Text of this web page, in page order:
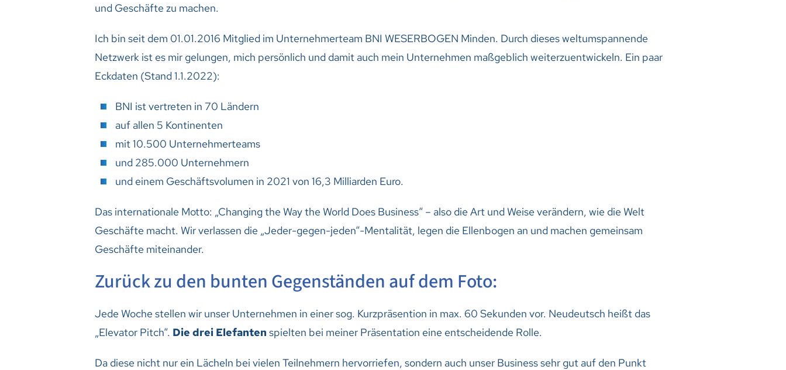
und Geschäfte zu machen.
Ich bin seit dem 01.01.2016 Mitglied im Unternehmerteam BNI WESERBOGEN Minden. Durch dieses weltumspannende
Netzwerk ist es mir gelungen, mich persönlich und damit auch mein Unternehmen maßgeblich weiterzuentwickeln. Ein paar
Eckdaten (Stand 1.1.2022):
BNI ist vertreten in 70 Ländern
auf allen 5 Kontinenten
mit 10.500 Unternehmerteams
und 285.000 Unternehmern
und einem Geschäftsvolumen in 2021 von 16,3 Milliarden Euro.
Das internationale Motto: „Changing the Way the World Does Business“ – also die Art und Weise verändern, wie die Welt
Geschäfte macht. Wir verlassen die „Jeder-gegen-jeden“-Mentalität, legen die Ellenbogen an und machen gemeinsam
Geschäfte miteinander.
Zurück zu den bunten Gegenständen auf dem Foto:
Jede Woche stellen wir unser Unternehmen in einer sog. Kurzpräsention in max. 60 Sekunden vor. Neudeutsch heißt das
„Elevator Pitch“. Die drei Elefanten spielten bei meiner Präsentation eine entscheidende Rolle.
Da diese nicht nur ein Lächeln bei vielen Teilnehmern hervorriefen, sondern auch unser Business sehr gut auf den Punkt